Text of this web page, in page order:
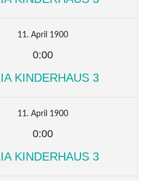
11. April 1900
0:00
KINDERHAUS 3
11. April 1900
0:00
KINDERHAUS 3